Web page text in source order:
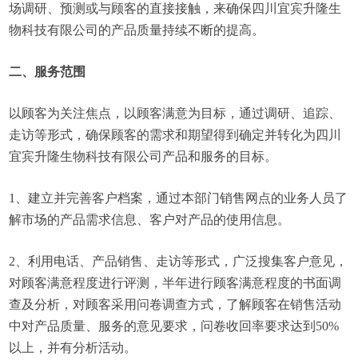
场调研、预测或与顾客的直接接触，来确保四川宜宾升隆生
物科技有限公司的产品质量持续不断的提高。
二、服务范围
以顾客为关注焦点，以顾客满意为目标，通过调研、追踪、
走访等形式，确保顾客的需求和期望得到确定并转化为四川
宜宾升隆生物科技有限公司产品和服务的目标。
1、建立并完善客户档案，通过本部门销售网点的业务人员了
解市场的产品需求信息、客户对产品的使用信息。
2、利用电话、产品销售、走访等形式，广泛搜集客户意见，
对顾客满意程度进行评测，半年进行顾客满意程度的书面调
查及分析，对顾客采用问卷调查方式，了解顾客在销售活动
中对产品质量、服务的意见要求，问卷收回率要求达到50%
以上，并有分析活动。